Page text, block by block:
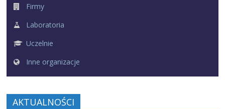
Firmy
Laboratoria
Uczelnie
Inne organizacje
AKTUALNOŚCI